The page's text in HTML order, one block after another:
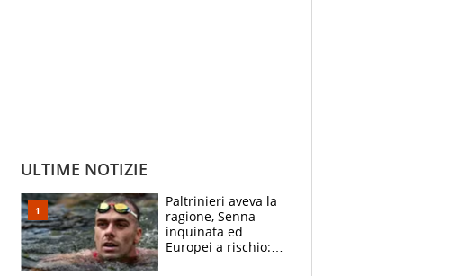
ULTIME NOTIZIE
Paltrinieri aveva la
ragione, Senna
inquinata ed
Europei a rischio: